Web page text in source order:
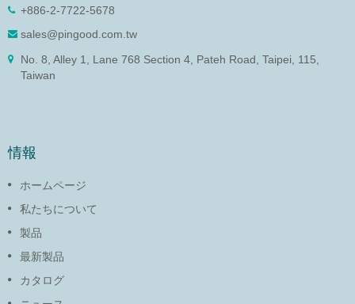
+886-2-7722-5678
sales@pingood.com.tw
No. 8, Alley 1, Lane 768 Section 4, Pateh Road, Taipei, 115,
Taiwan
情報
ホームページ
私たちについて
製品
最新製品
カタログ